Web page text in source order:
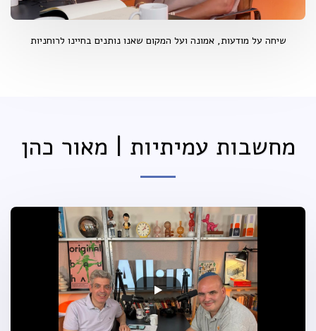
שיחה על מודעות, אמונה ועל המקום שאנו נותנים בחיינו לרוחניות
מחשבות עמיתיות | מאור כהן